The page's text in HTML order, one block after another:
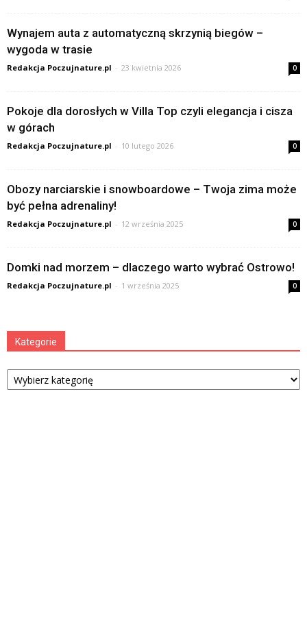
Wynajem auta z automatyczną skrzynią biegów –
wygoda w trasie
Redakcja Poczujnature.pl - 23 kwietnia 2026 0
Pokoje dla dorosłych w Villa Top czyli elegancja i cisza
w górach
Redakcja Poczujnature.pl - 10 lutego 2026 0
Obozy narciarskie i snowboardowe – Twoja zima może
być pełna adrenaliny!
Redakcja Poczujnature.pl - 12 września 2025 0
Domki nad morzem – dlaczego warto wybrać Ostrowo!
Redakcja Poczujnature.pl - 1 września 2025 0
Kategorie
Kategorie